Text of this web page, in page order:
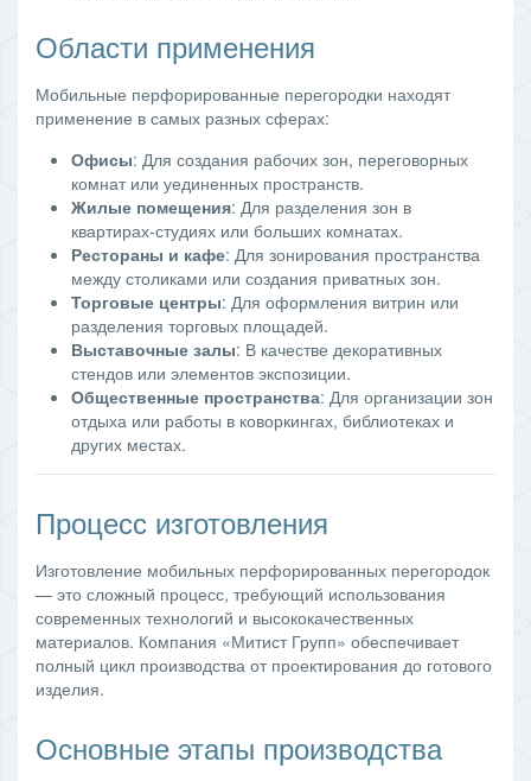
Области применения
Мобильные перфорированные перегородки находят
применение в самых разных сферах:
Офисы: Для создания рабочих зон, переговорных
комнат или уединенных пространств.
Жилые помещения: Для разделения зон в
квартирах-студиях или больших комнатах.
Рестораны и кафе: Для зонирования пространства
между столиками или создания приватных зон.
Торговые центры: Для оформления витрин или
разделения торговых площадей.
Выставочные залы: В качестве декоративных
стендов или элементов экспозиции.
Общественные пространства: Для организации зон
отдыха или работы в коворкингах, библиотеках и
других местах.
Процесс изготовления
Изготовление мобильных перфорированных перегородок
— это сложный процесс, требующий использования
современных технологий и высококачественных
материалов. Компания «Митист Групп» обеспечивает
полный цикл производства от проектирования до готового
изделия.
Основные этапы производства